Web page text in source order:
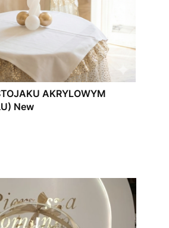
AKRYLOWYM
(DEKORACJA STOŁU) New